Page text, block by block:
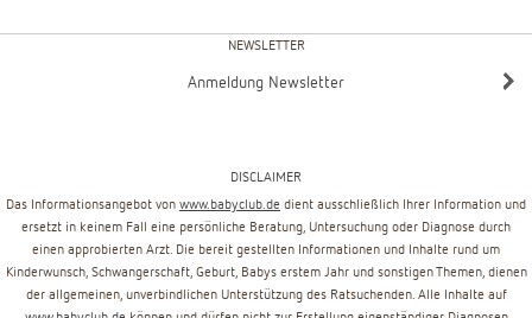
NEWSLETTER
Anmeldung Newsletter
DISCLAIMER
Das Informationsangebot von www.babyclub.de dient ausschließlich Ihrer Information und
ersetzt in keinem Fall eine persönliche Beratung, Untersuchung oder Diagnose durch
einen approbierten Arzt. Die bereit gestellten Informationen und Inhalte rund um
Kinderwunsch, Schwangerschaft, Geburt, Babys erstem Jahr und sonstigen Themen, dienen
der allgemeinen, unverbindlichen Unterstützung des Ratsuchenden. Alle Inhalte auf